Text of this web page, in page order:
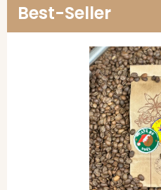
Best-Seller